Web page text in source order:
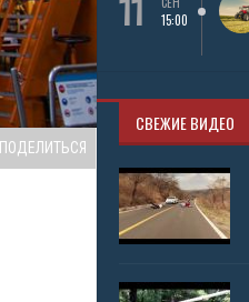
ПОДЕЛИТЬСЯ
15:00
СВЕЖИЕ ВИДЕО